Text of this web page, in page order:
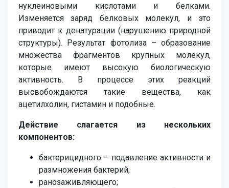
нуклеиновыми кислотами и белками.
Изменяется заряд белковых молекул, и это
приводит к денатурации (нарушению природной
структуры). Результат фотолиза – образование
множества фрагментов крупных молекул,
которые имеют высокую биологическую
активность. В процессе этих реакций
высвобождаются такие вещества, как
ацетилхолин, гистамин и подобные.
Действие слагается из нескольких
компонентов:
бактерицидного – подавление активности и
размножения бактерий;
ранозаживляющего;